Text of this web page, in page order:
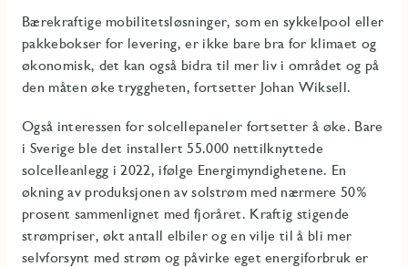
Bærekraftige mobilitetsløsninger, som en sykkelpool eller
pakkebokser for levering, er ikke bare bra for klimaet og
økonomisk, det kan også bidra til mer liv i området og på
den måten øke tryggheten, fortsetter Johan Wiksell.
Også interessen for solcellepaneler fortsetter å øke. Bare
i Sverige ble det installert 55.000 nettilknyttede
solcelleanlegg i 2022, ifølge Energimyndighetene. En
økning av produksjonen av solstrøm med nærmere 50%
prosent sammenlignet med fjoråret. Kraftig stigende
strømpriser, økt antall elbiler og en vilje til å bli mer
selvforsynt med strøm og påvirke eget energiforbruk er